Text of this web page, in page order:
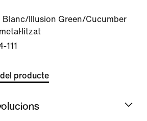
Blanc/Illusion Green/Cucumber
111
producte